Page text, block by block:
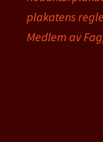
plakatens
Medlem av